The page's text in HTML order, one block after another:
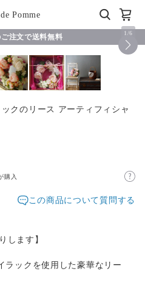
Pomme
注文で送料無料 1 /6
クのリース アーティフィシャ
購入
この商品について質問する
します】
ラックを使用した豪華なリー